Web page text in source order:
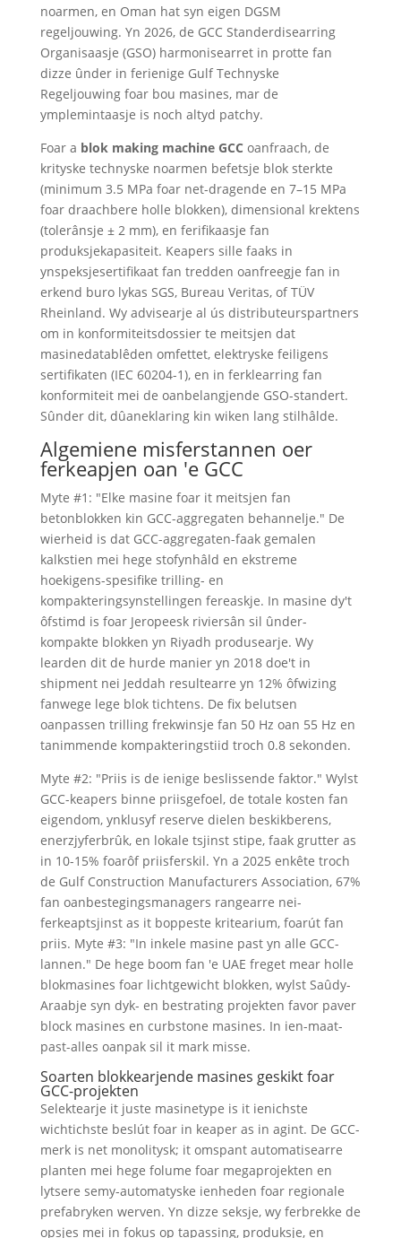
noarmen, en Oman hat syn eigen DGSM
regeljouwing. Yn 2026, de GCC Standerdisearring
Organisaasje (GSO) harmonisearret in protte fan
dizze ûnder in ferienige Gulf Technyske
Regeljouwing foar bou masines, mar de
ymplemintaasje is noch altyd patchy.
Foar a blok making machine GCC oanfraach, de
krityske technyske noarmen befetsje blok sterkte
(minimum 3.5 MPa foar net-dragende en 7–15 MPa
foar draachbere holle blokken), dimensional krektens
(tolerânsje ± 2 mm), en ferifikaasje fan
produksjekapasiteit. Keapers sille faaks in
ynspeksjesertifikaat fan tredden oanfreegje fan in
erkend buro lykas SGS, Bureau Veritas, of TÜV
Rheinland. Wy advisearje al ús distributeurspartners
om in konformiteitsdossier te meitsjen dat
masinedatablêden omfettet, elektryske feiligens
sertifikaten (IEC 60204-1), en in ferklearring fan
konformiteit mei de oanbelangjende GSO-standert.
Sûnder dit, dûaneklaring kin wiken lang stilhâlde.
Algemiene misferstannen oer
ferkeapjen oan 'e GCC
Myte #1: "Elke masine foar it meitsjen fan
betonblokken kin GCC-aggregaten behannelje." De
wierheid is dat GCC-aggregaten-faak gemalen
kalkstien mei hege stofynhâld en ekstreme
hoekigens-spesifike trilling- en
kompakteringsynstellingen fereaskje. In masine dy't
ôfstimd is foar Jeropeesk riviersân sil ûnder-
kompakte blokken yn Riyadh produsearje. Wy
learden dit de hurde manier yn 2018 doe't in
shipment nei Jeddah resultearre yn 12% ôfwizing
fanwege lege blok tichtens. De fix belutsen
oanpassen trilling frekwinsje fan 50 Hz oan 55 Hz en
tanimmende kompakteringstiid troch 0.8 sekonden.
Myte #2: "Priis is de ienige beslissende faktor." Wylst
GCC-keapers binne priisgefoel, de totale kosten fan
eigendom, ynklusyf reserve dielen beskikberens,
enerzjyferbrûk, en lokale tsjinst stipe, faak grutter as
in 10-15% foarôf priisferskil. Yn a 2025 enkête troch
de Gulf Construction Manufacturers Association, 67%
fan oanbestegingsmanagers rangearre nei-
ferkeaptsjinst as it boppeste kritearium, foarút fan
priis. Myte #3: "In inkele masine past yn alle GCC-
lannen." De hege boom fan 'e UAE freget mear holle
blokmasines foar lichtgewicht blokken, wylst Saûdy-
Araabje syn dyk- en bestrating projekten favor paver
block masines en curbstone masines. In ien-maat-
past-alles oanpak sil it mark misse.
Soarten blokkearjende masines geskikt foar
GCC-projekten
Selektearje it juste masinetype is it ienichste
wichtichste beslút foar in keaper as in agint. De GCC-
merk is net monolitysk; it omspant automatisearre
planten mei hege folume foar megaprojekten en
lytsere semy-automatyske ienheden foar regionale
prefabryken werven. Yn dizze seksje, wy ferbrekke de
opsjes mei in fokus op tapassing, produksje, en